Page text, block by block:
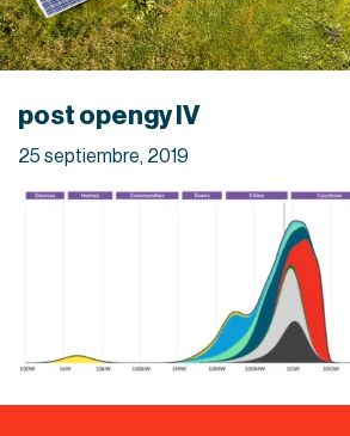
post opengy IV
25 septiembre, 2019